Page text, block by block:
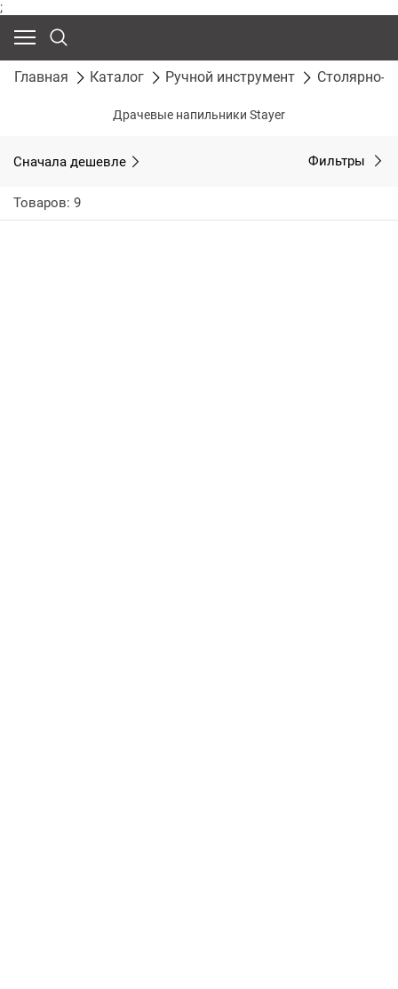
;
Главная Каталог Ручной инструмент Столярно-
Драчевые напильники Stayer
Сначала дешевле Фильтры
Товаров: 9